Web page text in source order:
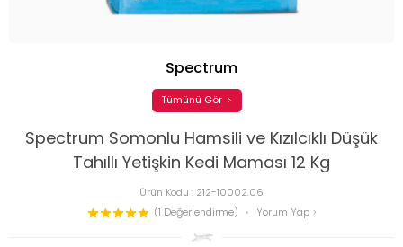
Spectrum Somonlu Hamsili ve Kızılcıklı Düşük
Tahıllı Yetişkin Kedi Maması 12 Kg
Ürün Kodu : 212-10002.06
(1 Değerlendirme)
Yorum Yap
Spectrum
Tümünü Gör